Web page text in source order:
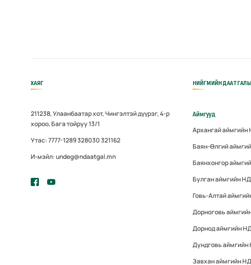
ХАЯГ
211238, Улаанбаатар хот, Чингэлтэй дүүрэг, 4-р
хороо, Бага тойруу 13/1
Утас: 7777-1289 328030 321162
И-мэйл: undeg@ndaatgal.mn
НИЙГМИЙН
Аймгууд
Архангай аймгийн
Баян-Өлгий
Баянхонгор
Булган аймгийн
Говь-Алтай
Дорноговь
Дорнод аймгийн
Дундговь аймгийн
Завхан аймгийн